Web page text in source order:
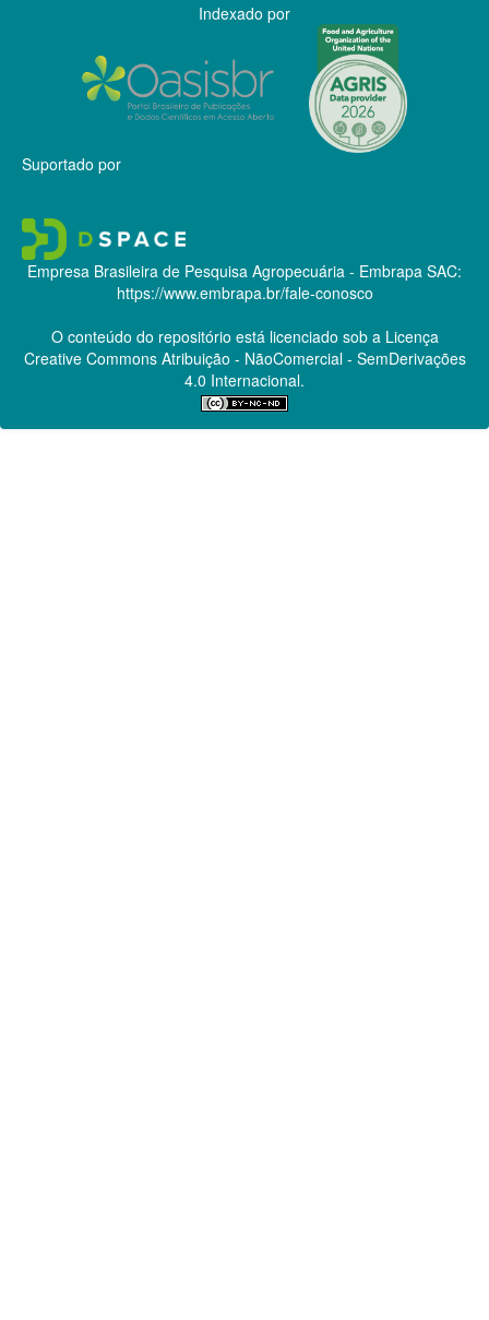
Indexado por
Suportado por
Empresa Brasileira de Pesquisa Agropecuária - Embrapa SAC:
https://www.embrapa.br/fale-conosco
O conteúdo do repositório está licenciado sob a Licença
Creative CommonsAtribuição - NãoComercial - SemDerivações
4.0 Internacional.